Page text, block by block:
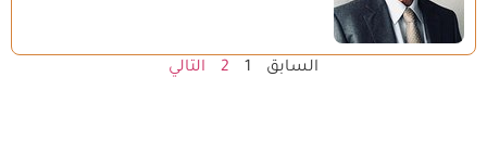
السابق 1
2 التالي